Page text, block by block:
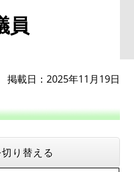
員
掲載日 2025年11月19日
り替える